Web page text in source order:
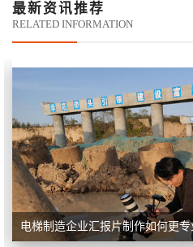
最新资讯推荐
RELATED INFORMATION
电梯制造企业汇报片制作如何更专